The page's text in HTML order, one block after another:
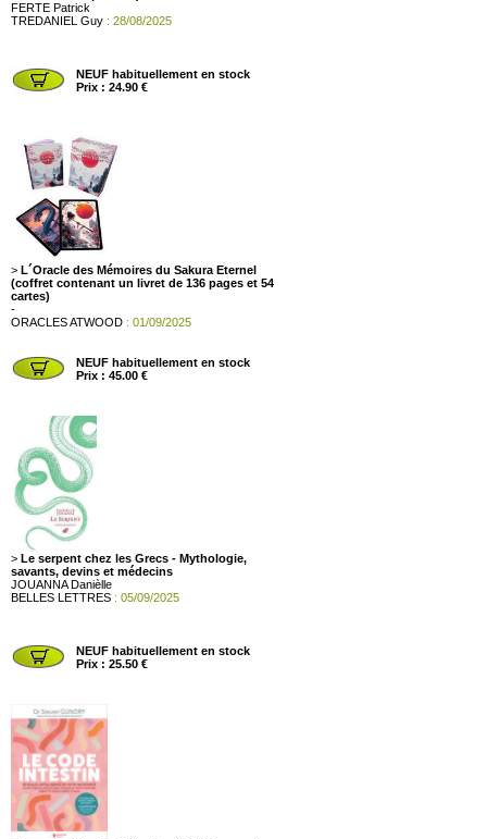
FERTE Patrick
TREDANIEL Guy : 28/08/2025
NEUF habituellement en stock
Prix : 24.90 €
> L´Oracle des Mémoires du Sakura Eternel
(coffret contenant un livret de 136 pages et 54
cartes)
-
ORACLES ATWOOD : 01/09/2025
NEUF habituellement en stock
Prix : 45.00 €
> Le serpent chez les Grecs - Mythologie,
savants, devins et médecins
JOUANNA Danièlle
BELLES LETTRES : 05/09/2025
NEUF habituellement en stock
Prix : 25.50 €